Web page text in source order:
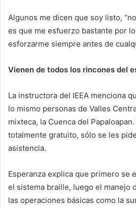
Algunos me dicen que soy listo,
es que me esfuerzo bastante por
esforzarme siempre antes de
Vienen de todos los rincones del
La instructora del IEEA menciona
lo mismo personas de Valles
mixteca, la Cuenca del
totalmente gratuito, sólo se les
asistencia.
Esperanza explica que primero se
el sistema braille, luego el manejo
las operaciones básicas como la